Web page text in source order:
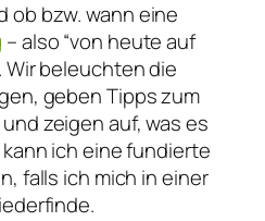
ob bzw. wann eine
– also “von heute auf
Wir beleuchten die
geben Tipps zum
zeigen auf, was es
ich eine fundierte
falls ich mich in einer